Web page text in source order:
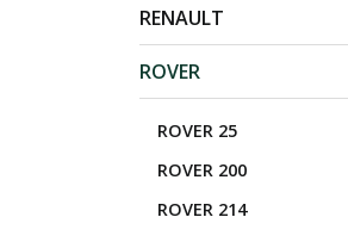
RENAULT
ROVER
ROVER 25
ROVER 200
ROVER 214